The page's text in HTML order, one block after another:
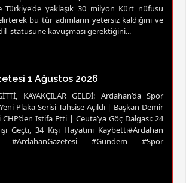
Türkiye'de yaklaşık 30 milyon Kürt nüfusu
bu tür adımların yetersiz kaldığını ve
statüsüne kavuşması gerektiğini...
1 Ağustos 2026
KAYAKÇILAR GELDİ: Ardahan’da Spor
Plaka Serisi Tahsise Açıldı | Başkan Demir
İstifa Etti | Ceuta’ya Göç Dalgası: 24
Geçti, 34 Kişi Hayatını Kaybetti#Ardahan
#ArdahanGazetesi #Gündem #Spor